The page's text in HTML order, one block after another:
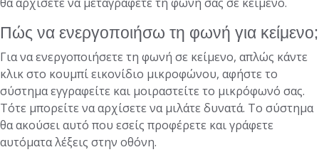
Πώς να ενεργοποιήσω τη φωνή για κείμενο;
Για να ενεργοποιήσετε τη φωνή σε κείμενο, απλώς κάντε
κλικ στο κουμπί εικονίδιο μικροφώνου, αφήστε το
σύστημα εγγραφείτε και μοιραστείτε το μικρόφωνό σας.
Τότε μπορείτε να αρχίσετε να μιλάτε δυνατά. Το σύστημα
θα ακούσει αυτό που εσείς προφέρετε και γράφετε
αυτόματα λέξεις στην οθόνη.